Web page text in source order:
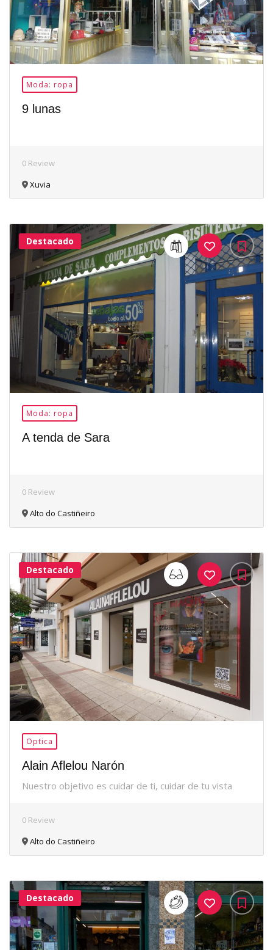
Moda: ropa
9 lunas
0 Review
Xuvia
41Me
Gusta
Destacado
Moda: ropa
A tenda de Sara
0 Review
Alto do Castiñeiro
33Me
Gusta
Destacado
Optica
Alain Aflelou Narón
Nuestro objetivo es cuidar de ti, cuidar de tu vista
0 Review
Alto do Castiñeiro
38Me
Gusta
Destacado